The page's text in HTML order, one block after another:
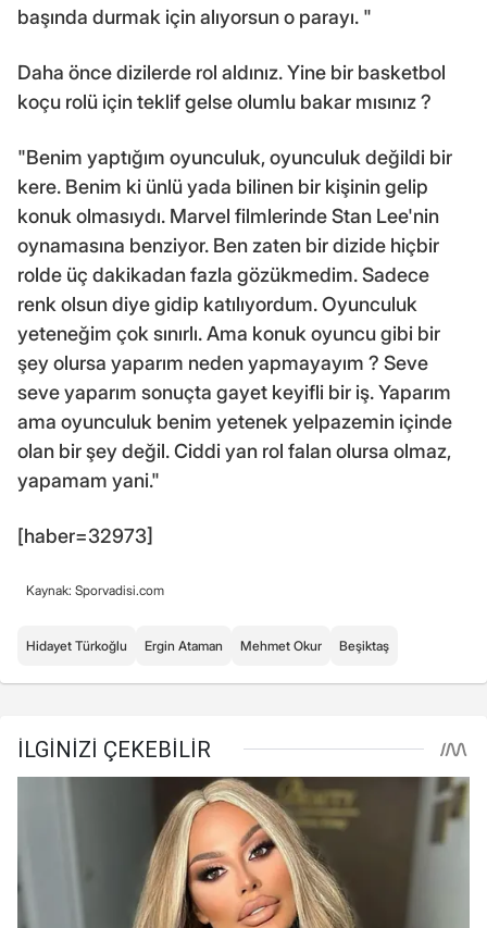
başında durmak için alıyorsun o parayı. "
Daha önce dizilerde rol aldınız. Yine bir basketbol
koçu rolü için teklif gelse olumlu bakar mısınız ?
"Benim yaptığım oyunculuk, oyunculuk değildi bir
kere. Benim ki ünlü yada bilinen bir kişinin gelip
konuk olmasıydı. Marvel filmlerinde Stan Lee'nin
oynamasına benziyor. Ben zaten bir dizide hiçbir
rolde üç dakikadan fazla gözükmedim. Sadece
renk olsun diye gidip katılıyordum. Oyunculuk
yeteneğim çok sınırlı. Ama konuk oyuncu gibi bir
şey olursa yaparım neden yapmayayım ? Seve
seve yaparım sonuçta gayet keyifli bir iş. Yaparım
ama oyunculuk benim yetenek yelpazemin içinde
olan bir şey değil. Ciddi yan rol falan olursa olmaz,
yapamam yani."
[haber=32973]
Kaynak: Sporvadisi.com
Hidayet Türkoğlu Ergin Ataman Mehmet Okur Beşiktaş